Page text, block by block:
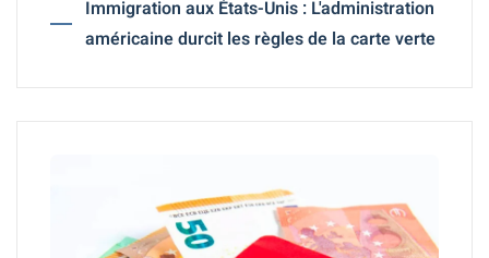
Immigration aux États-Unis : L'administration
américaine durcit les règles de la carte verte